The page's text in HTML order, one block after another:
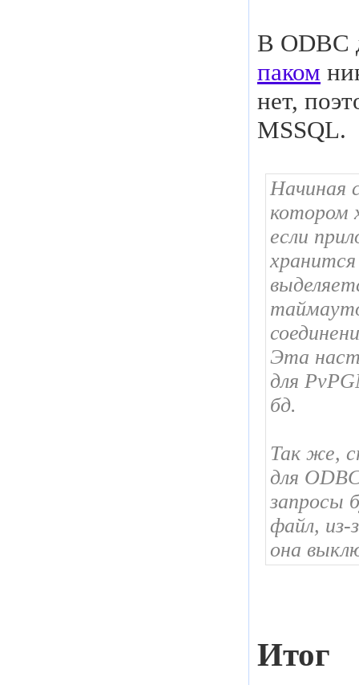
В ODBC
паком
нет,
MSSQL.
Начиная
котором
если
Эта
для
бд.
Так же,
для
запросы
файл, из-
она
Итог